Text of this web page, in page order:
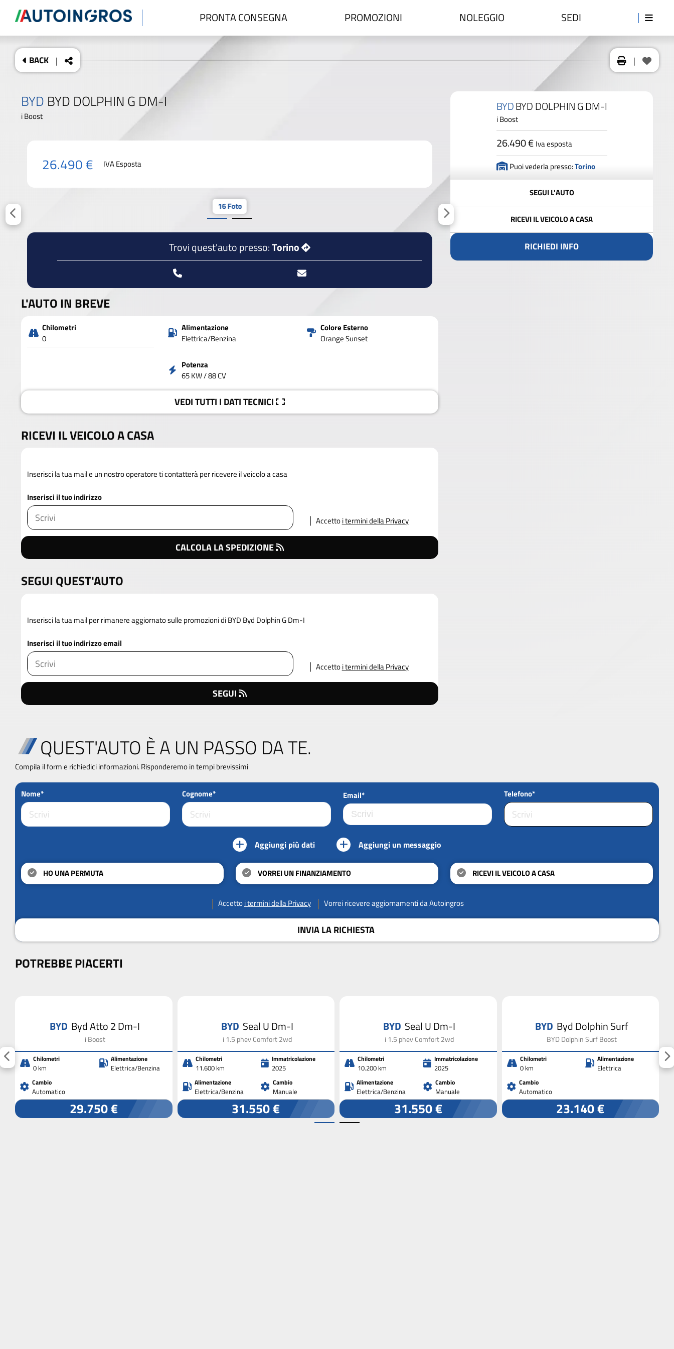
PRONTA CONSEGNA PROMOZIONI NOLEGGIO SEDI
BACK | |
BYD BYD DOLPHIN G DM-I
i Boost
26.490 € IVA Esposta
16 Foto
Trovi quest'auto presso:Torino
L'AUTO IN BREVE
Chilometri
0
Alimentazione
Elettrica/Benzina
Colore Esterno
Orange Sunset
Potenza
65 KW / 88 CV
VEDITUTTI I DATITECNICI
RICEVI IL VEICOLO A CASA
Inserisci la tua mail e un nostro operatore ti contatterà per ricevere il veicolo a casa
Inserisci il tuo indirizzo
Accettoi termini della Privacy
CALCOLA LA SPEDIZIONE
SEGUI QUEST'AUTO
Inserisci la tua mail per rimanere aggiornato sulle promozioni di BYD Byd Dolphin G Dm-I
Inserisci il tuo indirizzo email
Accettoi termini della Privacy
SEGUI
BYDBYD DOLPHIN G DM-I
i Boost
26.490 € Iva esposta
Puoi vederla presso:Torino
SEGUI L'AUTO
RICEVI IL VEICOLO A CASA
RICHIEDI INFO
QUEST'AUTO È A UN PASSO DA TE.
Compila il form e richiedici informazioni. Risponderemo in tempi brevissimi
Nome* Cognome* Email* Telefono*
Aggiungi più dati Aggiungi un messaggio
HO UNA PERMUTA VORREI UN FINANZIAMENTO RICEVI IL VEICOLO A CASA
Accettoi termini della Privacy Vorrei ricevere aggiornamenti da Autoingros
INVIA LA RICHIESTA
POTREBBE PIACERTI
BYD Byd Atto 2 Dm-I
i Boost
Chilometri
0 km
Alimentazione
Elettrica/Benzina
Cambio
Automatico
29.750 €
BYD Seal U Dm-I
i 1.5 phev Comfort 2wd
Chilometri
11.600 km
Immatricolazione
2025
Alimentazione
Elettrica/Benzina
Cambio
Manuale
31.550 €
BYD Seal U Dm-I
i 1.5 phev Comfort 2wd
Chilometri
10.200 km
Immatricolazione
2025
Alimentazione
Elettrica/Benzina
Cambio
Manuale
31.550 €
BYD Byd Dolphin Surf
BYD Dolphin Surf Boost
Chilometri
0 km
Alimentazione
Elettrica
Cambio
Automatico
23.140 €